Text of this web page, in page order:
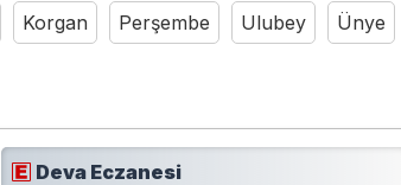
Korgan Perşembe Ulubey Ünye
Deva Eczanesi